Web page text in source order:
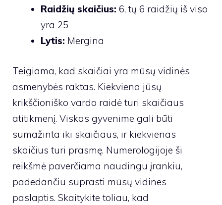
Raidžių skaičius: 6, tų 6 raidžių iš viso
yra 25
Lytis: Mergina
Teigiama, kad skaičiai yra mūsų vidinės
asmenybės raktas. Kiekviena jūsų
krikščioniško vardo raidė turi skaičiaus
atitikmenį. Viskas gyvenime gali būti
sumažinta iki skaičiaus, ir kiekvienas
skaičius turi prasmę. Numerologijoje ši
reikšmė paverčiama naudingu įrankiu,
padedančiu suprasti mūsų vidines
paslaptis. Skaitykite toliau, kad